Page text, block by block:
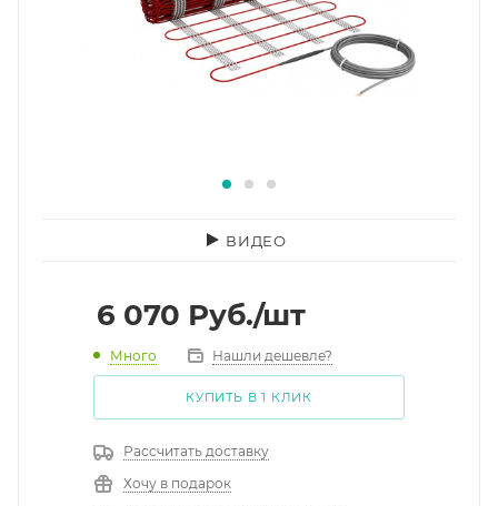
ВИДЕО
6 070 Руб./шт
Много Нашли дешевле?
КУПИТЬ В 1 КЛИК
Рассчитать доставку
Хочу в подарок